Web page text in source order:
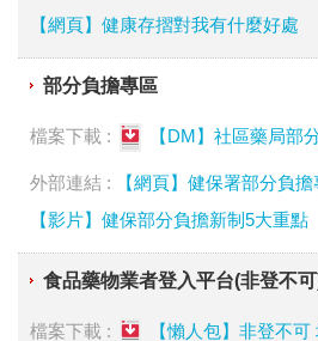
【網頁】健康存摺對我有什麼好處
部分負擔專區
檔案下載 : 【DM】社區藥局部
外部連結 :
【網頁】健保署部分負擔
【影片】健保部分負擔新制5大重點
食品藥物業者登入平台(非登不
檔案下載 : 【懶人包】非登不